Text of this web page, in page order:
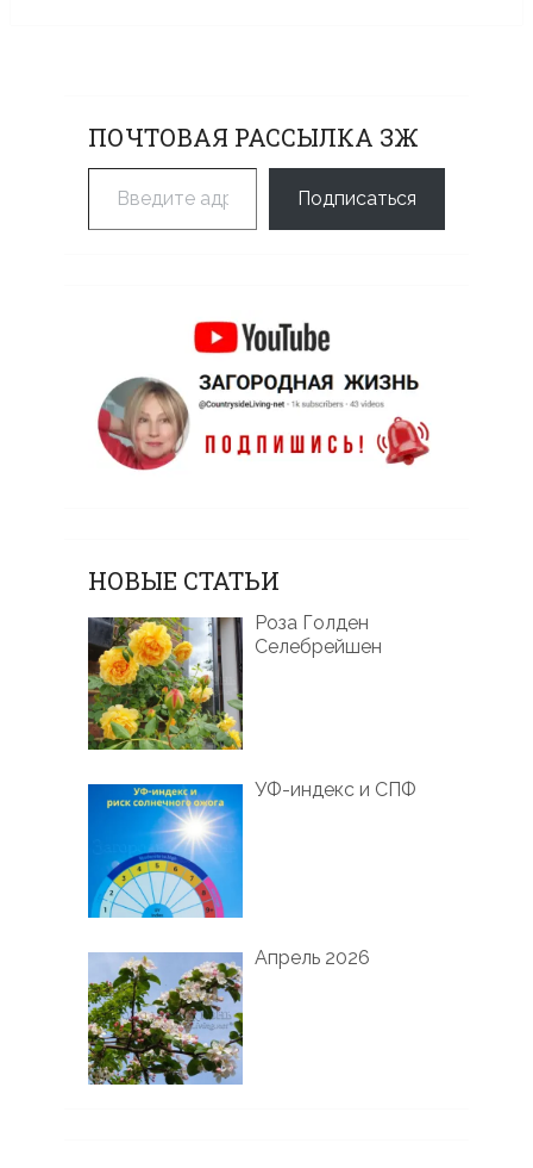
ПОЧТОВАЯ РАССЫЛКА ЗЖ
Введите адрес электронной почты…
Подписаться
НОВЫЕ СТАТЬИ
Роза Голден
Селебрейшен
УФ-индекс и СПФ
Апрель 2026